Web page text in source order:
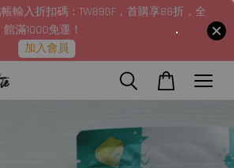
輸入折扣碼：TW88GF，首購享88折，全
館滿1000免運！
加入會員